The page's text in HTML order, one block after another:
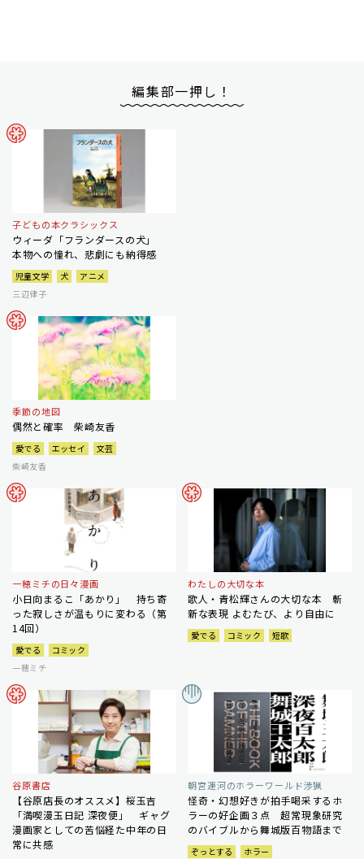
編集部一押し！
子どもの本クラシックス
ウィーダ「フランダースの犬」
本物への憧れ、悲劇にも納得感
児童文学 犬
アニメ
三辺律子
季節の地図
偶然と確率 柴崎友香
愛でる エッセイ
文芸
柴崎友香
一穂ミチの日々漫画
小日向まるこ「あかり」 持ち寄
った寂しさが温もりに変わる（第
14回）
愛でる
コミック
一穂ミチ
わたしの大切な本
歌人・青松輝さんの大切な本 斬
新な表現 よむたび、より自由に
愛でる コミック 短歌
谷原書店
【谷原店長のオススメ】桜玉吉
「満喫漫玉日記 深夜便」 ギャグ
漫画家としての苦悩経た中年の日
常に共感
朝宮運河のホラーワールド渉猟
怪奇・幻想好きが拍手喝采するホ
ラーの好企画３点 超常現象研究
のバイブルから舞城版百物語まで
ぞっとする
ホラー